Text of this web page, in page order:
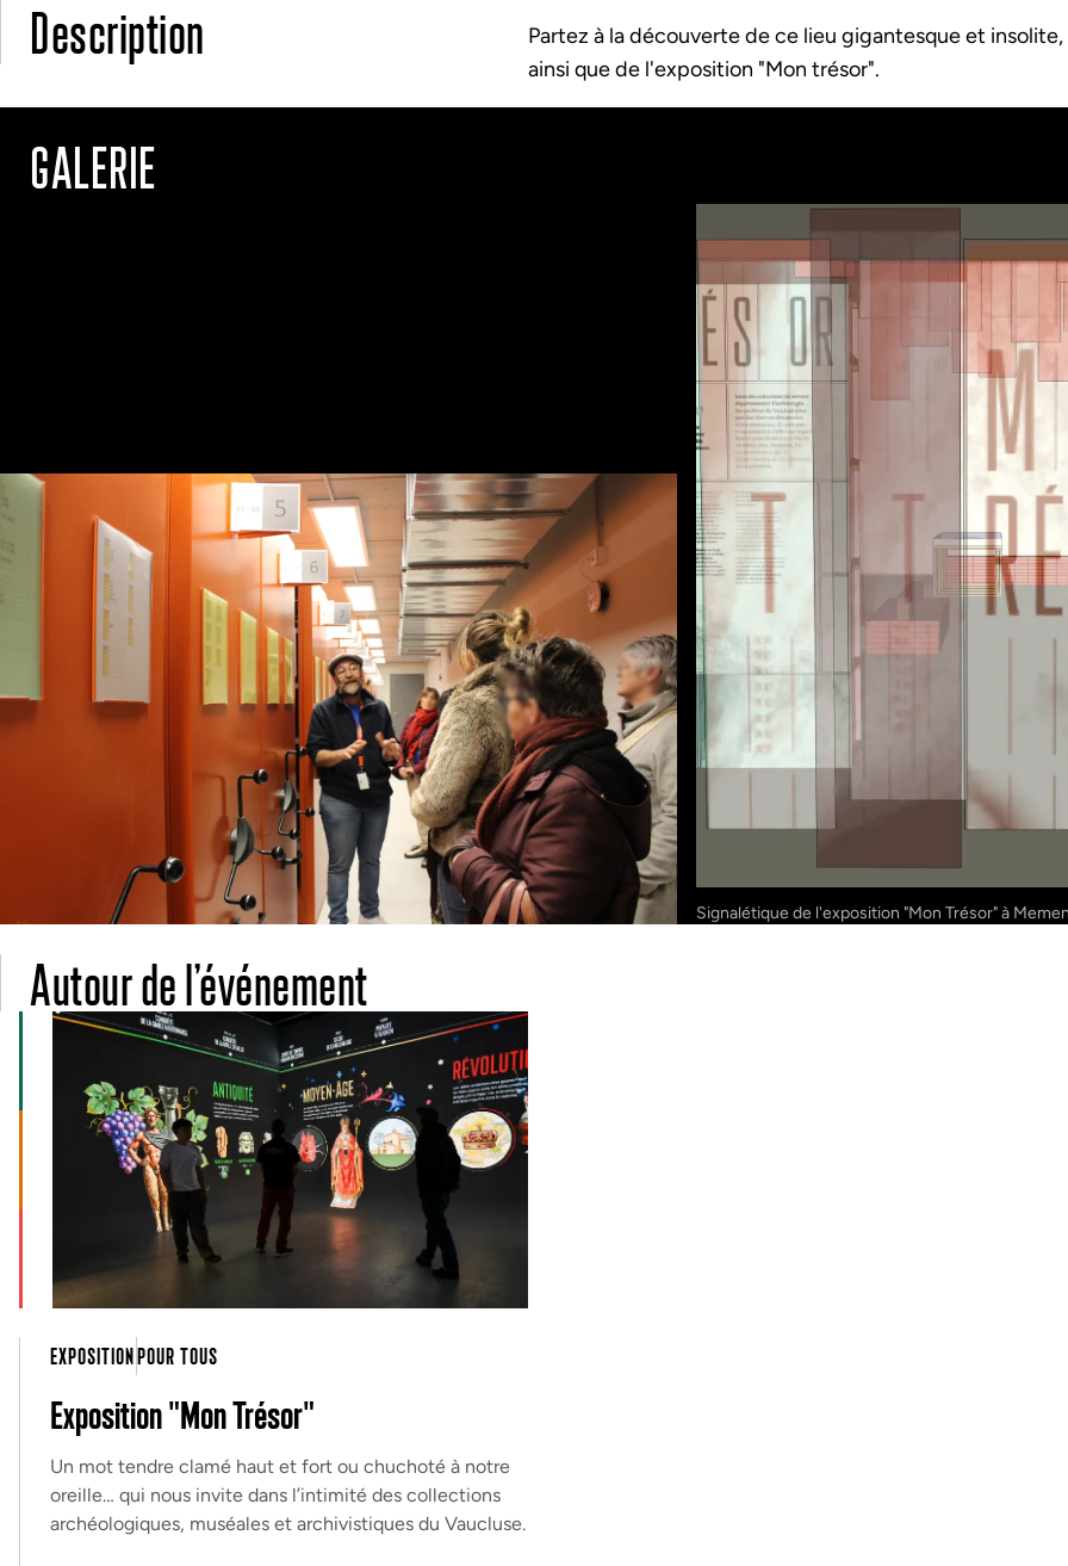
Description
Partez à la découverte de ce lieu gigantesque et
ainsi que de l'exposition "Mon trésor".
GALERIE
Signalétique de l'exposition "Mon Trésor" à
Autour de l’événement
EXPOSITIONPOUR TOUS
Exposition "Mon Trésor"
Un mot tendre clamé haut et fort ou chuchoté à notre
oreille… qui nous invite dans l’intimité des collections
archéologiques, muséales et archivistiques du Vaucluse.